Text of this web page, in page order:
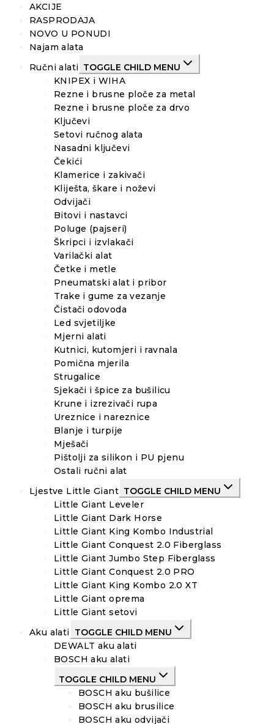
AKCIJE
RASPRODAJA
NOVO U PONUDI
Najam alata
Ručni alati TOGGLE CHILD MENU
KNIPEX i WIHA
Rezne i brusne ploče za metal
Rezne i brusne ploče za drvo
Ključevi
Setovi ručnog alata
Nasadni ključevi
Čekići
Klamerice i zakivači
Kliješta, škare i noževi
Odvijači
Bitovi i nastavci
Poluge (pajseri)
Škripci i izvlakači
Varilački alat
Četke i metle
Pneumatski alat i pribor
Trake i gume za vezanje
Čistači odovoda
Led svjetiljke
Mjerni alati
Kutnici, kutomjeri i ravnala
Pomična mjerila
Strugalice
Sjekači i špice za bušilicu
Krune i izrezivači rupa
Ureznice i nareznice
Blanje i turpije
Mješači
Pištolji za silikon i PU pjenu
Ostali ručni alat
Ljestve Little Giant TOGGLE CHILD MENU
Little Giant Leveler
Little Giant Dark Horse
Little Giant King Kombo Industrial
Little Giant Conquest 2.0 Fiberglass
Little Giant Jumbo Step Fiberglass
Little Giant Conquest 2.0 PRO
Little Giant King Kombo 2.0 XT
Little Giant oprema
Little Giant setovi
Aku alati TOGGLE CHILD MENU
DEWALT aku alati
BOSCH aku alati
TOGGLE CHILD MENU
BOSCH aku bušilice
BOSCH aku brusilice
BOSCH aku odvijači